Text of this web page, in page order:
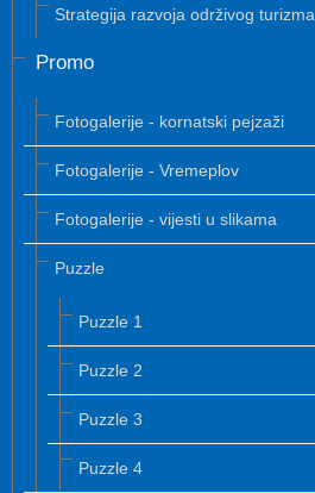
Strategija razvoja održivog turizma
Promo
Fotogalerije - kornatski pejzaži
Fotogalerije - Vremeplov
Fotogalerije - vijesti u slikama
Puzzle
Puzzle 1
Puzzle 2
Puzzle 3
Puzzle 4